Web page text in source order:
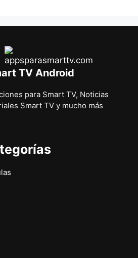
TV Android
para Smart TV, Noticias
Smart TV y mucho más